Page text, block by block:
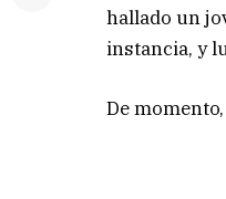
hallado un
instancia, y
De